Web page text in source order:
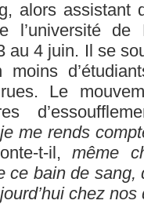
alors assistant
l’université
au 4 juin. Il se
Le
me rends
t-il,même
ce bain de sang,
chez